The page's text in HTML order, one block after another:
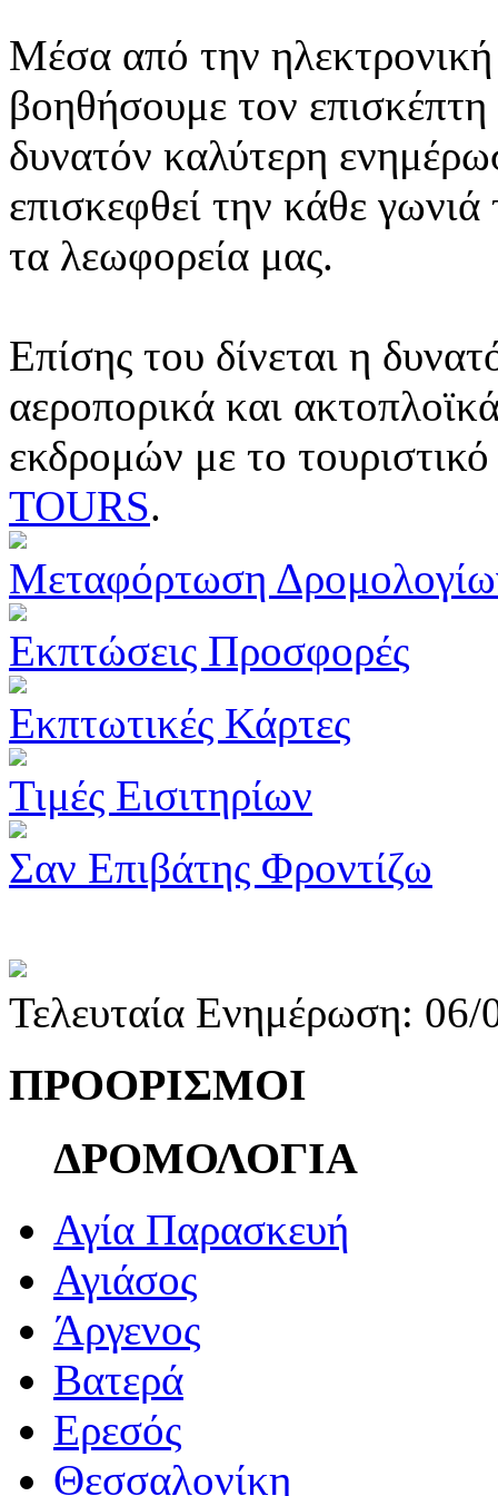
Μέσα από την ηλεκτρονική
βοηθήσουμε τον
δυνατόν καλύτερη
επισκεφθεί την κάθε
τα λεωφορεία μας.
Επίσης του δίνεται η
αεροπορικά και
εκδρομών με το
TOURS.
Μεταφόρτωση
Εκπτώσεις Προσφορές
Εκπτωτικές Κάρτες
Τιμές Εισιτηρίων
Σαν Επιβάτης Φροντίζω
Τελευταία Ενημέρωση:
ΠΡΟΟΡΙΣΜΟΙ
ΔΡΟΜΟΛΟΓΙΑ
Αγία Παρασκευή
Αγιάσος
Άργενος
Βατερά
Ερεσός
Θεσσαλονίκη